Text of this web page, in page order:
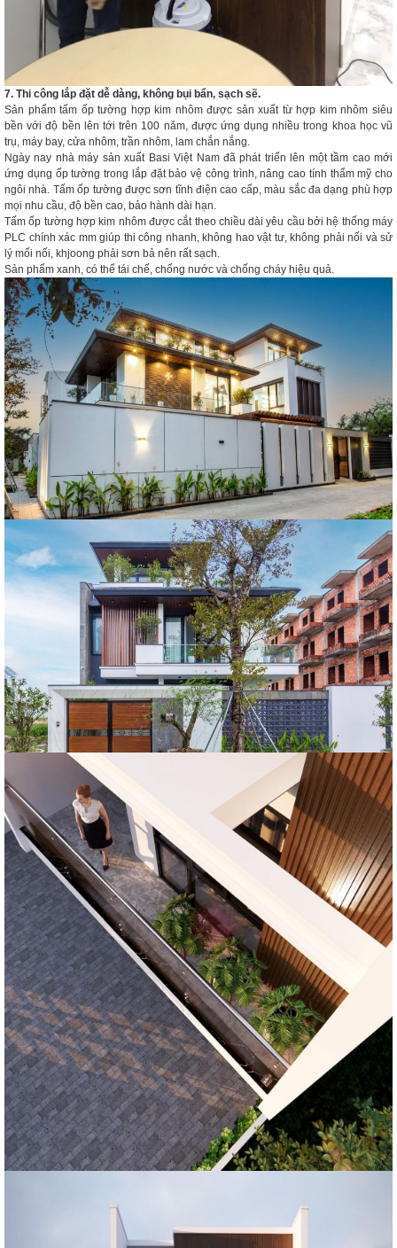
7. Thi công lắp đặt dễ dàng, không bụi bẩn, sạch sẽ.
Sản phẩm tấm ốp tường hợp kim nhôm được sản xuất từ hợp kim nhôm siêu
bền với độ bền lên tới trên 100 năm, được ứng dụng nhiều trong khoa học vũ
trụ, máy bay, cửa nhôm, trần nhôm, lam chắn nắng.
Ngày nay nhà máy sản xuất Basi Việt Nam đã phát triển lên một tầm cao mới
ứng dụng ốp tường trong lắp đặt bảo vệ công trình, nâng cao tính thẩm mỹ cho
ngôi nhà. Tấm ốp tường được sơn tĩnh điện cao cấp, màu sắc đa dạng phù hợp
mọi nhu cầu, độ bền cao, bảo hành dài hạn.
Tấm ốp tường hợp kim nhôm được cắt theo chiều dài yêu cầu bởi hệ thống máy
PLC chính xác mm giúp thi công nhanh, không hao vật tư, không phải nối và sử
lý mối nối, khjoong phải sơn bả nên rất sạch.
Sản phẩm xanh, có thể tái chế, chống nước và chống cháy hiệu quả.